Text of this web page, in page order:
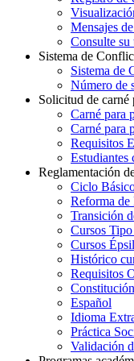
Mensajes
Consulte su
Sistema de
Sistema de
Número de
Solicitud de carné
Carné para
Carné para
Requisitos
Estudiantes
Reglamentación
Ciclo
Reforma de
Transición
Cursos
Cursos
Histórico
Requisitos
Español
Idioma
Práctica
Validación